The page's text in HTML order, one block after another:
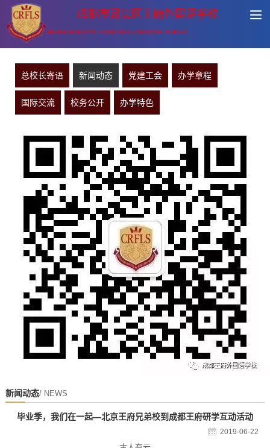
成都市温江区王府外国语学校
CHENGDU ROYAL FOREIGN LANGUAGE SCHOOL
总校长寄语 新闻动态 党建工会 办学章程
国际交流 校务公开 办学特色
新闻动态/ NEWS
毕业季，我们在一起—北京王府兄弟校到成都王府研学互动活动
2019-06-22